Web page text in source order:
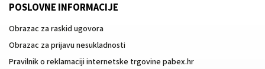
POSLOVNE INFORMACIJE
Obrazac za raskid ugovora
Obrazac za prijavu nesukladnosti
Pravilnik o reklamaciji internetske trgovine pabex.hr